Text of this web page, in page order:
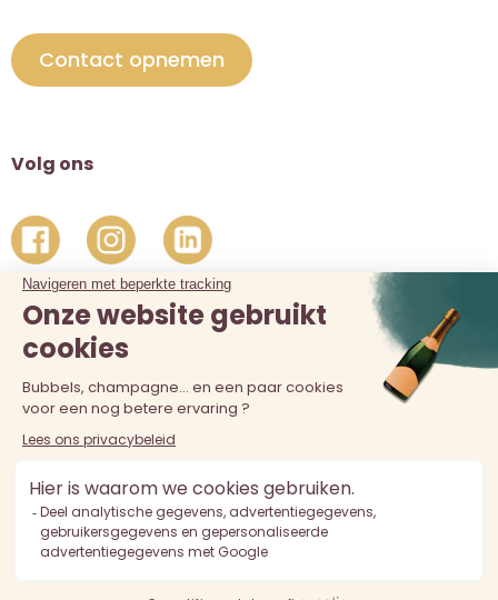
Contact opnemen
Volg ons
De verkoop van alcohol aan personen jonger dan 18 jaar is
verboden. Alcoholmisbruik is schadelijk voor de gezondheid.